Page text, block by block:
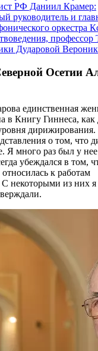
РФ Даниил Крамер:
руководитель и
оркестра
профессор
Дударовой
Осетии
единственная
в Книгу Гиннеса, как
о том, что
Я много раз был у
убеждался в том,
к работам
С некоторыми из них